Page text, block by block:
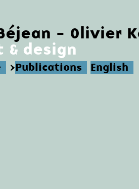
- Olivier
& design
>Publications English